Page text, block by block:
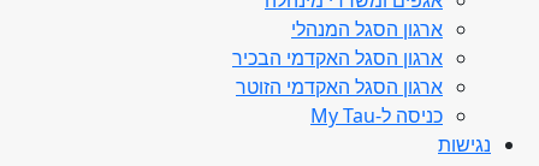
ארגון הסגל המנהלי
ארגון הסגל האקדמי הבכיר
ארגון הסגל האקדמי הזוטר
כניסה ל-My Tau
נגישות